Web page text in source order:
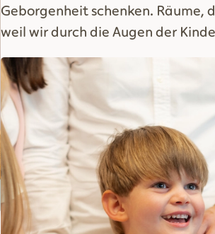
Geborgenheit schenken.
weil wir durch die Augen der